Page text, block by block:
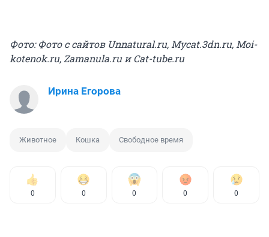
Фото: Фото с сайтов Unnatural.ru, Mycat.3dn.ru, Moi-
kotenok.ru, Zamanula.ru и Cat-tube.ru
Ирина Егорова
Животное Кошка Свободное время
0 0 0 0 0